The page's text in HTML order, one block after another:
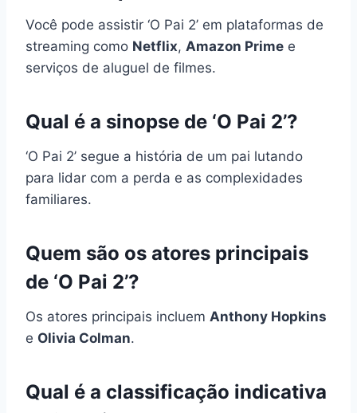
Você pode assistir ‘O Pai 2’ em plataformas de
streaming como Netflix, Amazon Prime e
serviços de aluguel de filmes.
Qual é a sinopse de ‘O Pai 2’?
‘O Pai 2’ segue a história de um pai lutando
para lidar com a perda e as complexidades
familiares.
Quem são os atores principais
de ‘O Pai 2’?
Os atores principais incluem Anthony Hopkins
e Olivia Colman.
Qual é a classificação indicativa